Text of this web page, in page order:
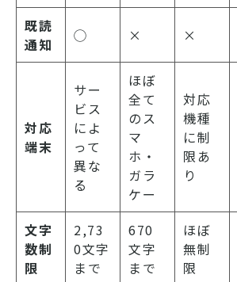
既読
通知
◯ × ×
対応
端末
サー
ビス
によ
って
異な
る
ほぼ
全て
のス
マ
ホ・
ガラ
ケー
対応
機種
に制
限あ
り
文字
数制
限
2,73
0文字
まで
670
文字
まで
ほぼ
無制
限